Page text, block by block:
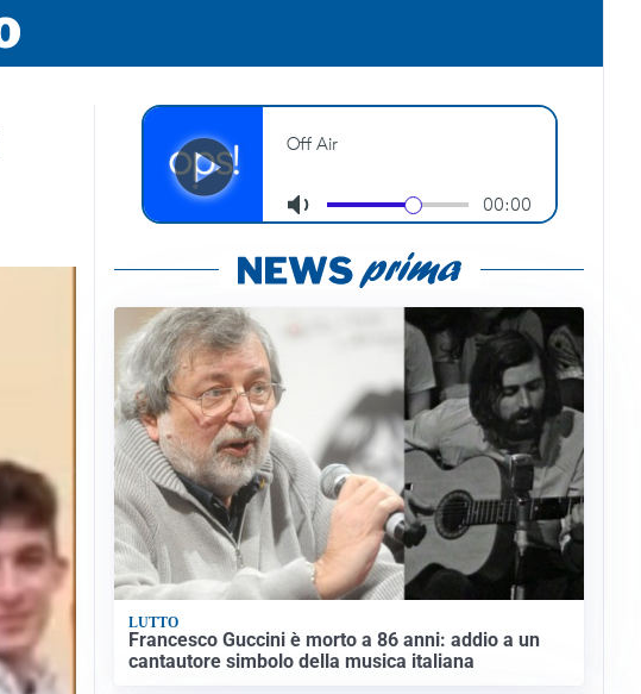
LUTTO
Francesco Guccini è morto a 86 anni: addio a un
cantautore simbolo della musica italiana